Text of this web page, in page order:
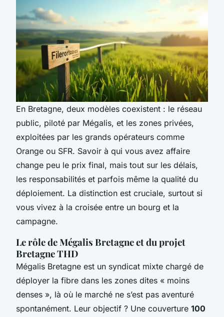
En Bretagne, deux modèles coexistent : le réseau
public, piloté par Mégalis, et les zones privées,
exploitées par les grands opérateurs comme
Orange ou SFR. Savoir à qui vous avez affaire
change peu le prix final, mais tout sur les délais,
les responsabilités et parfois même la qualité du
déploiement. La distinction est cruciale, surtout si
vous vivez à la croisée entre un bourg et la
campagne.
Le rôle de Mégalis Bretagne et du projet
Bretagne THD
Mégalis Bretagne est un syndicat mixte chargé de
déployer la fibre dans les zones dites « moins
denses », là où le marché ne s’est pas aventuré
spontanément. Leur objectif ? Une couverture 100